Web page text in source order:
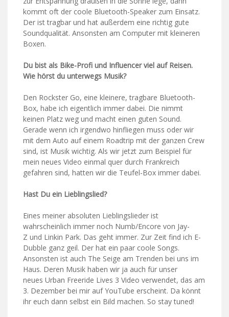
kommt oft der coole Bluetooth-Speaker zum Einsatz.
Der ist tragbar und hat außerdem eine richtig gute
Soundqualität. Ansonsten am Computer mit kleineren
Boxen.
Du bist als Bike-Profi und Influencer viel auf Reisen.
Wie hörst du unterwegs Musik?
Den Rockster Go, eine kleinere, tragbare Bluetooth-
Box, habe ich eigentlich immer dabei. Die nimmt
keinen Platz weg und macht einen guten Sound.
Gerade wenn ich irgendwo hinfliegen muss oder wir
mit dem Auto auf einem Roadtrip mit der ganzen Crew
sind, ist Musik wichtig. Als wir jetzt zum Beispiel für
mein neues Video einmal quer durch Frankreich
gefahren sind, hatten wir die Teufel-Box immer dabei.
Hast Du ein Lieblingslied?
Eines meiner absoluten Lieblingslieder ist
wahrscheinlich immer noch Numb/Encore von Jay-
Z und Linkin Park. Das geht immer. Zur Zeit find ich E-
Dubble ganz geil. Der hat ein paar coole Songs.
Ansonsten ist auch The Seige am Trenden bei uns im
Haus. Deren Musik haben wir ja auch für unser
neues Urban Freeride Lives 3 Video verwendet, das am
3. Dezember bei mir auf YouTube erscheint. Da könnt
ihr euch dann selbst ein Bild machen. So stay tuned!